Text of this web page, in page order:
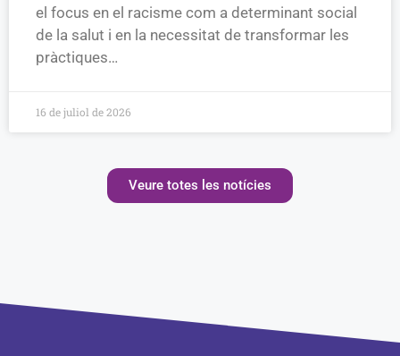
el focus en el racisme com a determinant social
de la salut i en la necessitat de transformar les
pràctiques…
16 de juliol de 2026
Veure totes les notícies